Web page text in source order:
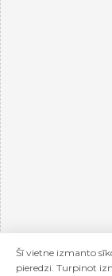
Šī vietne izmanto
pieredzi. Turpinot